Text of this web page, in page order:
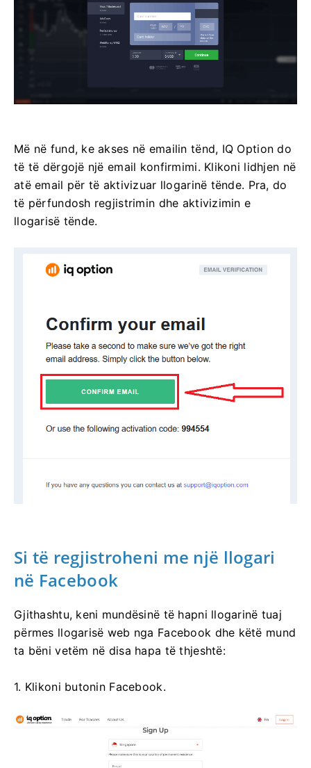
Më në fund, ke akses në emailin tënd, IQ Option do
të të dërgojë një email konfirmimi. Klikoni lidhjen në
atë email për të aktivizuar llogarinë tënde. Pra, do
të përfundosh regjistrimin dhe aktivizimin e
llogarisë tënde.
Si të regjistroheni me një llogari
në Facebook
Gjithashtu, keni mundësinë të hapni llogarinë tuaj
përmes llogarisë web nga Facebook dhe këtë mund
ta bëni vetëm në disa hapa të thjeshtë:
1. Klikoni butonin Facebook.